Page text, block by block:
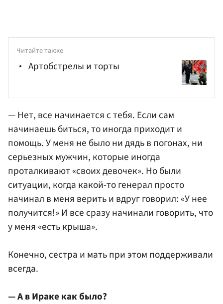
Читайте также
Артобстрелы и торты
— Нет, все начинается с тебя. Если сам
начинаешь биться, то иногда приходит и
помощь. У меня не было ни дядь в погонах, ни
серьезных мужчин, которые иногда
проталкивают «своих девочек». Но были
ситуации, когда какой-то генерал просто
начинал в меня верить и вдруг говорил: «У нее
получится!» И все сразу начинали говорить, что
у меня «есть крыша».
Конечно, сестра и мать при этом поддерживали
всегда.
— А в Ираке как было?